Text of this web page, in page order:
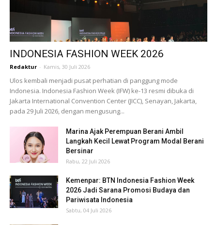
INDONESIA FASHION WEEK 2026
Redaktur - Kamis, 30 Juli 2026
Ulos kembali menjadi pusat perhatian di panggung mode
Indonesia. Indonesia Fashion Week (IFW) ke-13 resmi dibuka di
Jakarta International Convention Center (JICC), Senayan, Jakarta,
pada 29 Juli 2026, dengan mengusung...
Marina Ajak Perempuan Berani Ambil
Langkah Kecil Lewat Program Modal Berani
Bersinar
Rabu, 22 Juli 2026
Kemenpar: BTN Indonesia Fashion Week
2026 Jadi Sarana Promosi Budaya dan
Pariwisata Indonesia
Sabtu, 04 Juli 2026